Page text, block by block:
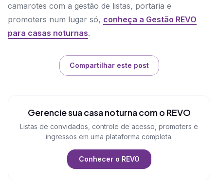
camarotes com a gestão de listas, portaria e
promoters num lugar só, conheça a Gestão REVO
para casas noturnas.
Compartilhar este post
Gerencie sua casa noturna com o REVO
Listas de convidados, controle de acesso, promoters e
ingressos em uma plataforma completa.
Conhecer o REVO